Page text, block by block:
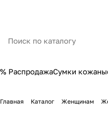
% РаспродажаСумки
Главная Каталог Женщинам